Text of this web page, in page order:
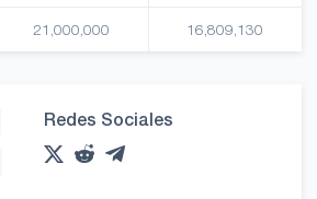
21,000,000 16,809,130
Redes Sociales